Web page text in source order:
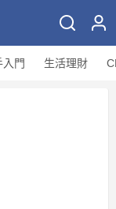
入門 生活理財